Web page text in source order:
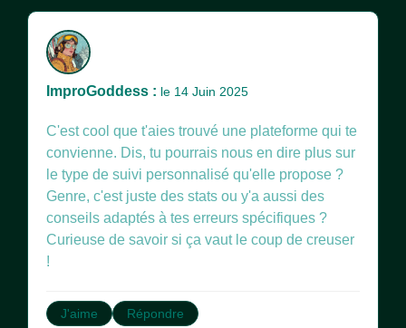
ImproGoddess : le 14 Juin 2025
C'est cool que t'aies trouvé une plateforme qui te
convienne. Dis, tu pourrais nous en dire plus sur
le type de suivi personnalisé qu'elle propose ?
Genre, c'est juste des stats ou y'a aussi des
conseils adaptés à tes erreurs spécifiques ?
Curieuse de savoir si ça vaut le coup de creuser
!
J'aime Répondre